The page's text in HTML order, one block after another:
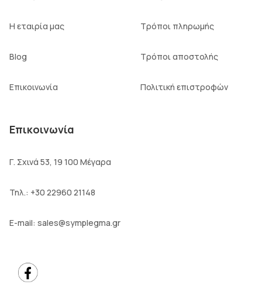
Η εταιρία μας
Blog
Επικοινωνία
Τρόποι πληρωμής
Τρόποι αποστολής
Πολιτική επιστροφών
Επικοινωνία
Γ. Σχινά 53, 19 100 Μέγαρα
Τηλ.: +30 22960 21148
E-mail: sales@symplegma.gr